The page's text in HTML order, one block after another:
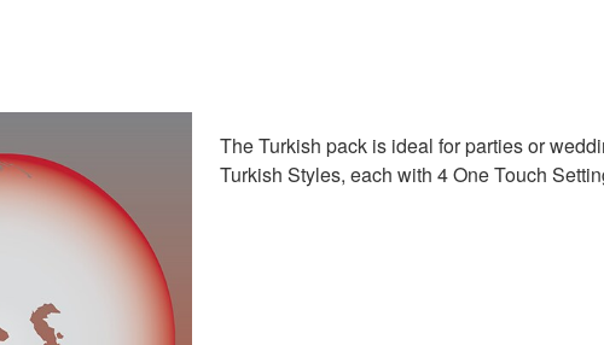
The Turkish pack is ideal for parties or
Turkish Styles, each with 4 One Touch